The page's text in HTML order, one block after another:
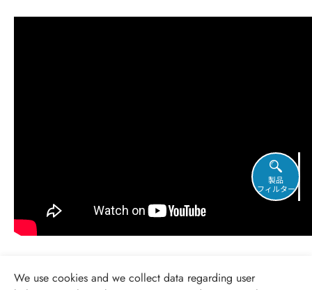
製品
フィルター
We use cookies and we collect data regarding user